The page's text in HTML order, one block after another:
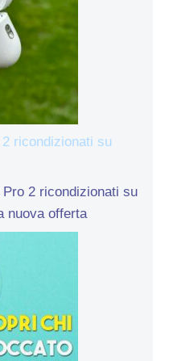
ricondizionati su
2 ricondizionati su
nuova offerta